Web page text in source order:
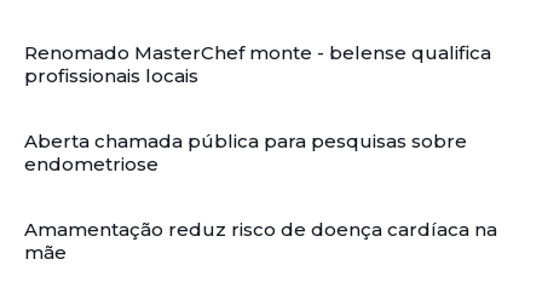
Renomado MasterChef monte - belense qualifica
profissionais locais
Aberta chamada pública para pesquisas sobre
endometriose
Amamentação reduz risco de doença cardíaca na
mãe